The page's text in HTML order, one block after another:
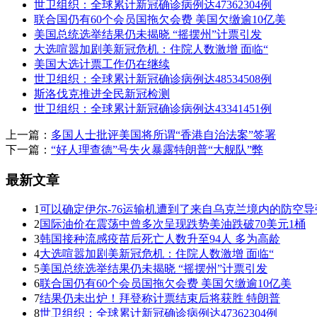
世卫组织：全球累计新冠确诊病例达47362304例
联合国仍有60个会员国拖欠会费 美国欠缴逾10亿美
美国总统选举结果仍未揭晓 “摇摆州”计票引发
大选喧嚣加剧美新冠危机：住院人数激增 面临“
美国大选计票工作仍在继续
世卫组织：全球累计新冠确诊病例达48534508例
斯洛伐克推进全民新冠检测
世卫组织：全球累计新冠确诊病例达43341451例
上一篇： 多国人士批评美国将所谓“香港自治法案”签署
下一篇： “好人理查德”号失火暴露特朗普“大舰队”弊
最新文章
1可以确定伊尔-76运输机遭到了来自乌克兰境内的防空
2国际油价在震荡中曾多次呈现跌势美油跌破70美元1桶
3韩国接种流感疫苗后死亡人数升至94人 多为高龄
4大选喧嚣加剧美新冠危机：住院人数激增 面临“
5美国总统选举结果仍未揭晓 “摇摆州”计票引发
6联合国仍有60个会员国拖欠会费 美国欠缴逾10亿美
7结果仍未出炉！拜登称计票结束后将获胜 特朗普
8世卫组织：全球累计新冠确诊病例达47362304例